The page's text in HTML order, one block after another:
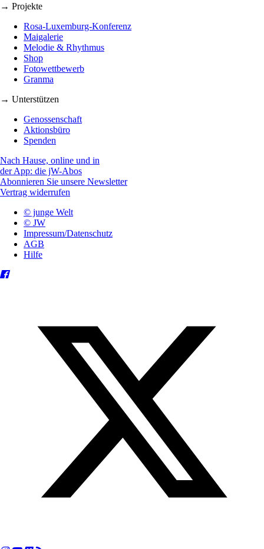
→ Projekte
Rosa-Luxemburg-Konferenz
Maigalerie
Melodie & Rhythmus
Shop
Fotowettbewerb
Granma
→ Unterstützen
Genossenschaft
Aktionsbüro
Spenden
Nach Hause, online und in
der App: die jW-Abos
Abonnieren Sie unsere Newsletter
Vertrag widerrufen
© junge Welt
© JW
Impressum/Datenschutz
AGB
Hilfe